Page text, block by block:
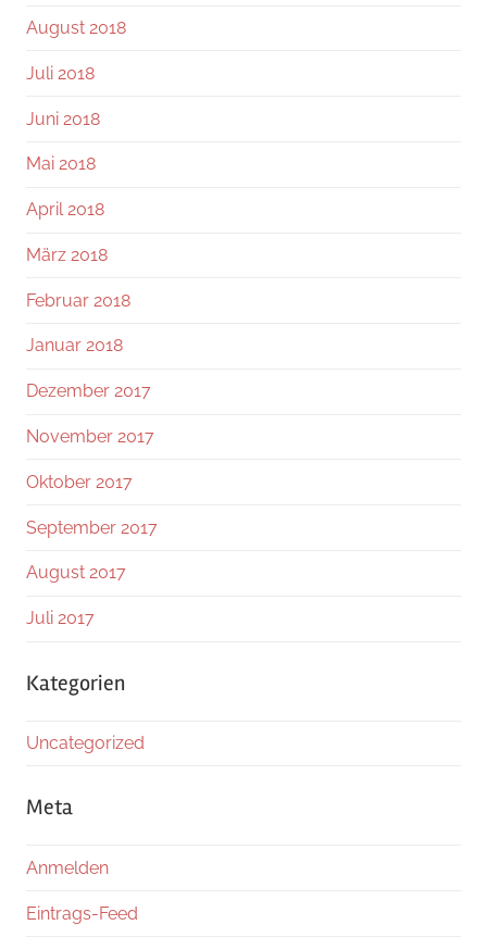
August 2018
Juli 2018
Juni 2018
Mai 2018
April 2018
März 2018
Februar 2018
Januar 2018
Dezember 2017
November 2017
Oktober 2017
September 2017
August 2017
Juli 2017
Kategorien
Uncategorized
Meta
Anmelden
Eintrags-Feed